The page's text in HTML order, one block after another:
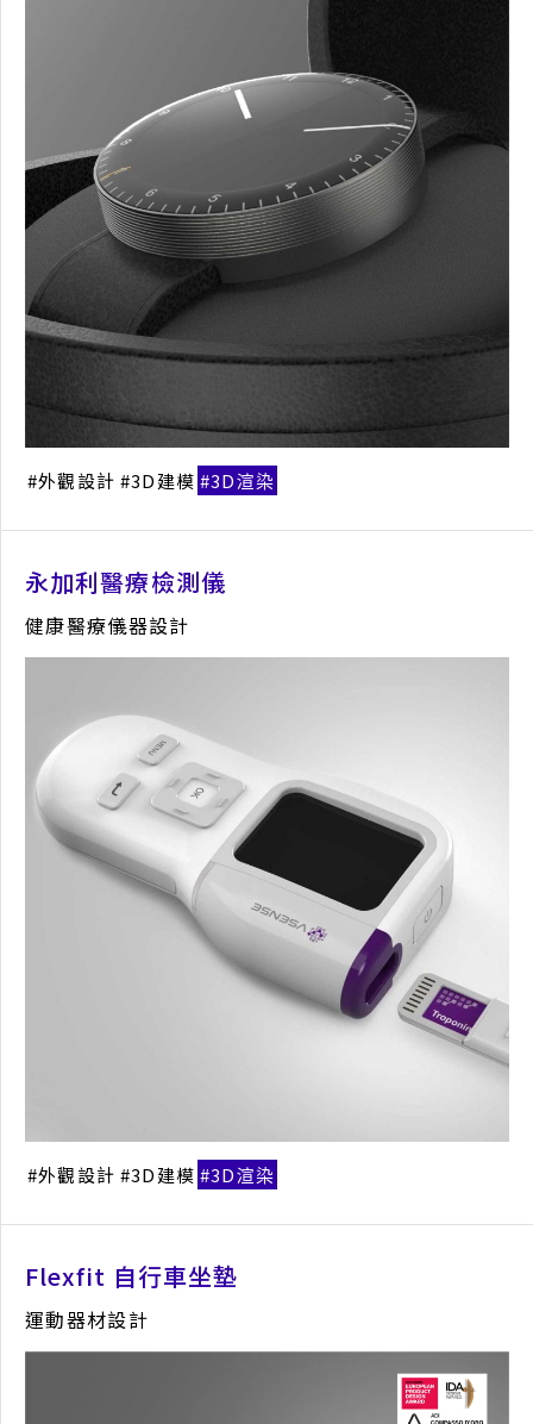
外觀設計 3D建模 3D渲染
永加利醫療檢測儀
健康醫療儀器設計
外觀設計 3D建模 3D渲染
Flexfit 自行車坐墊
運動器材設計